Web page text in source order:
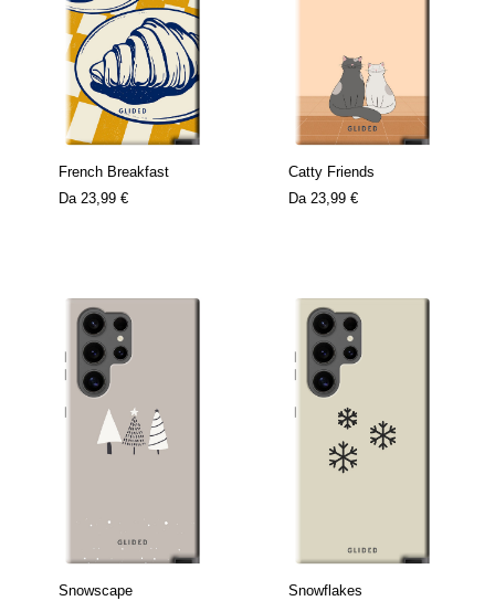
French Breakfast
Da 23,99 €
Catty Friends
Da 23,99 €
Snowscape
Snowflakes